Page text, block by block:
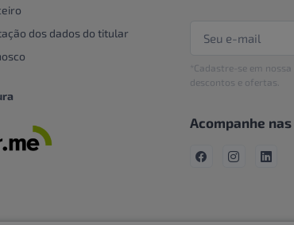
dos dados do titular
*Cadastre-se em
descontos e ofertas.
Acompanhe